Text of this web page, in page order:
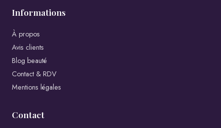
Informations
À propos
Avis clients
Blog beauté
Contact & RDV
Mentions légales
Contact